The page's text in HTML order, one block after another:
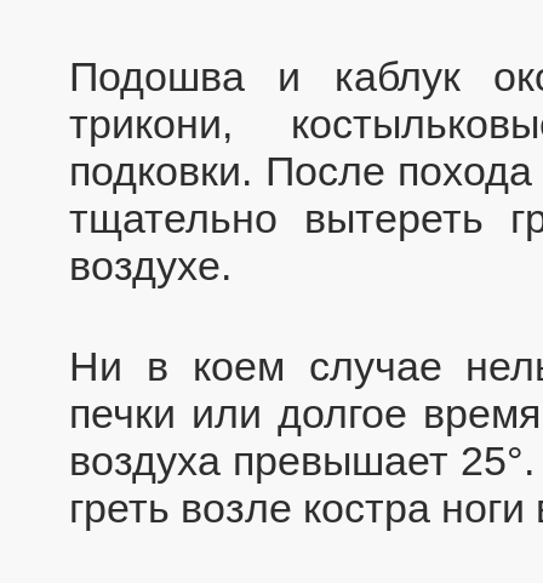
Подошва и каблук
трикони,
подковки. После
тщательно вытереть
воздухе.
Ни в коем случае
печки или долгое
воздуха превышает
греть возле костра ноги